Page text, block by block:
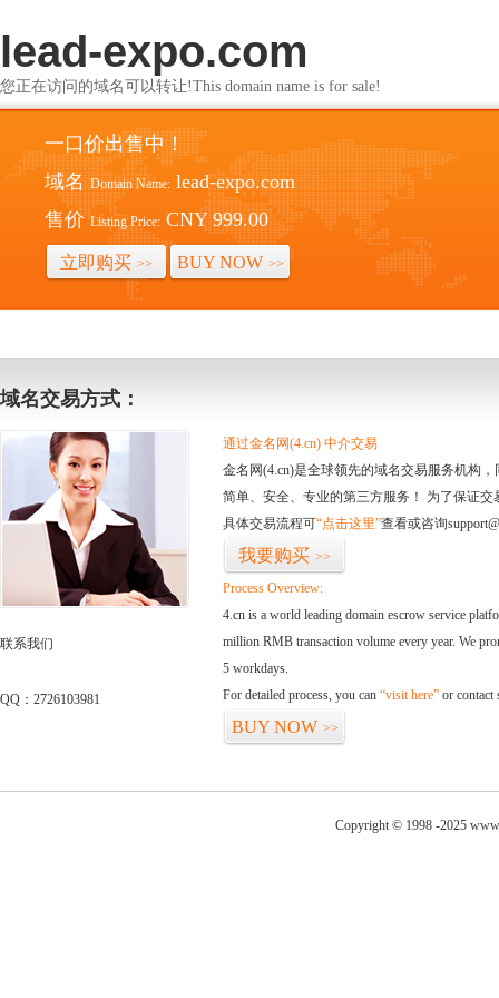
lead-expo.com
您正在访问的域名可以转让!This domain name is for sale!
一口价出售中！
域名 Domain Name: lead-expo.com
售价 Listing Price: CNY 999.00
立即购买 >> BUY NOW >>
域名交易方式：
联系我们
QQ：2726103981
通过金名网(4.cn) 中介交易
金名网(4.cn)是全球领先的域名交易服务机构
简单、安全、专业的第三方服务！ 为了保证
具体交易流程可“点击这里”查看或咨询
我要购买 >>
Process Overview:
4.cn is a world leading domain escrow service
million RMB transaction volume every year. We
5 workdays.
For detailed process, you can “visit here” or contact
BUY NOW >>
Copyright © 1998 -2025